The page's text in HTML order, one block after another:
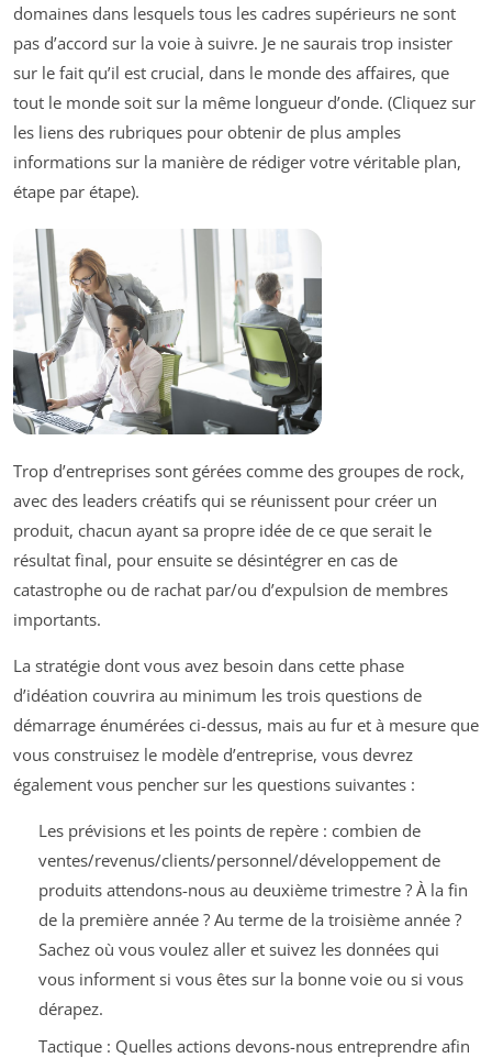
domaines dans lesquels tous les cadres supérieurs ne sont
pas d’accord sur la voie à suivre. Je ne saurais trop insister
sur le fait qu’il est crucial, dans le monde des affaires, que
tout le monde soit sur la même longueur d’onde. (Cliquez sur
les liens des rubriques pour obtenir de plus amples
informations sur la manière de rédiger votre véritable plan,
étape par étape).
Trop d’entreprises sont gérées comme des groupes de rock,
avec des leaders créatifs qui se réunissent pour créer un
produit, chacun ayant sa propre idée de ce que serait le
résultat final, pour ensuite se désintégrer en cas de
catastrophe ou de rachat par/ou d’expulsion de membres
importants.
La stratégie dont vous avez besoin dans cette phase
d’idéation couvrira au minimum les trois questions de
démarrage énumérées ci-dessus, mais au fur et à mesure que
vous construisez le modèle d’entreprise, vous devrez
également vous pencher sur les questions suivantes :
Les prévisions et les points de repère : combien de
ventes/revenus/clients/personnel/développement de
produits attendons-nous au deuxième trimestre ? À la fin
de la première année ? Au terme de la troisième année ?
Sachez où vous voulez aller et suivez les données qui
vous informent si vous êtes sur la bonne voie ou si vous
dérapez.
Tactique : Quelles actions devons-nous entreprendre afin